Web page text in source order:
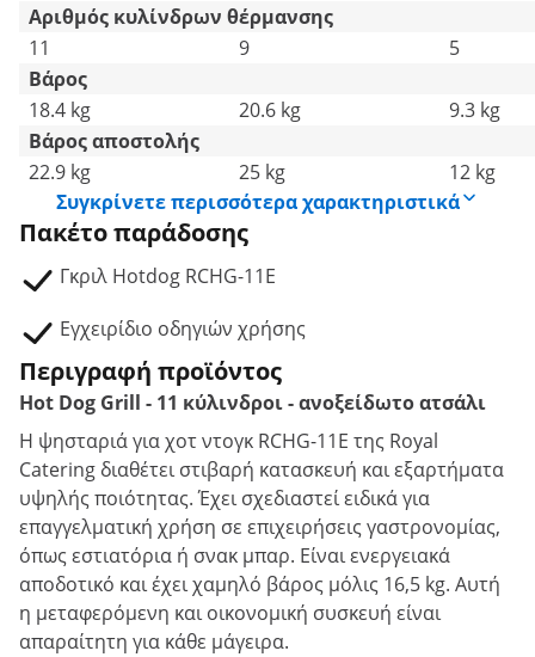
Αριθμός κυλίνδρων θέρμανσης
11
9
5
Βάρος
18.4 kg
20.6 kg
9.3 kg
Βάρος αποστολής
22.9 kg
25 kg
12 kg
Συγκρίνετε περισσότερα χαρακτηριστικά
Πακέτο παράδοσης
Γκριλ Hotdog RCHG-11E
Εγχειρίδιο οδηγιών χρήσης
Περιγραφή προϊόντος
Hot Dog Grill - 11 κύλινδροι - ανοξείδωτο ατσάλι
Η ψησταριά για χοτ ντογκ RCHG-11E της Royal
Catering διαθέτει στιβαρή κατασκευή και εξαρτήματα
υψηλής ποιότητας. Έχει σχεδιαστεί ειδικά για
επαγγελματική χρήση σε επιχειρήσεις γαστρονομίας,
όπως εστιατόρια ή σνακ μπαρ. Είναι ενεργειακά
αποδοτικό και έχει χαμηλό βάρος μόλις 16,5 kg. Αυτή
η μεταφερόμενη και οικονομική συσκευή είναι
απαραίτητη για κάθε μάγειρα.